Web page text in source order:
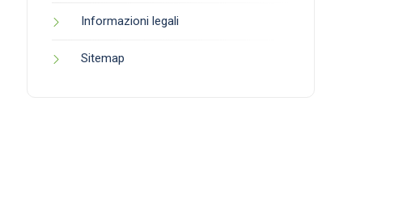
Informazioni legali
Sitemap